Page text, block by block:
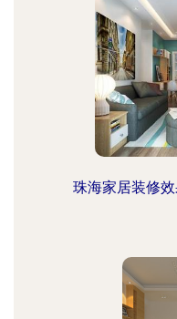
珠海家居装修